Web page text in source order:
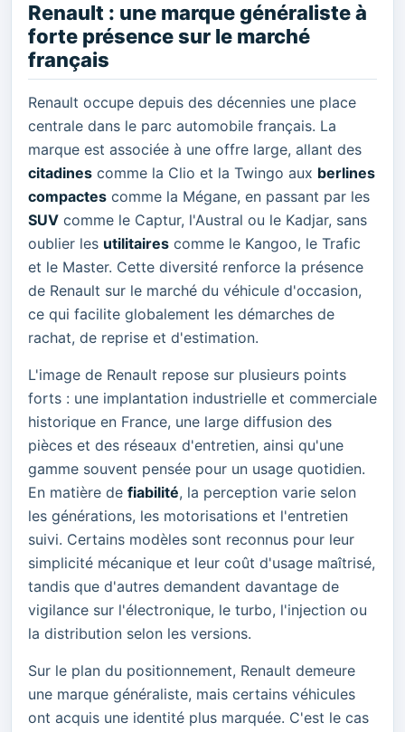
Renault : une marque généraliste à
forte présence sur le marché
français
Renault occupe depuis des décennies une place
centrale dans le parc automobile français. La
marque est associée à une offre large, allant des
citadines comme la Clio et la Twingo aux berlines
compactes comme la Mégane, en passant par les
SUV comme le Captur, l'Austral ou le Kadjar, sans
oublier les utilitaires comme le Kangoo, le Trafic
et le Master. Cette diversité renforce la présence
de Renault sur le marché du véhicule d'occasion,
ce qui facilite globalement les démarches de
rachat, de reprise et d'estimation.
L'image de Renault repose sur plusieurs points
forts : une implantation industrielle et commerciale
historique en France, une large diffusion des
pièces et des réseaux d'entretien, ainsi qu'une
gamme souvent pensée pour un usage quotidien.
En matière de fiabilité, la perception varie selon
les générations, les motorisations et l'entretien
suivi. Certains modèles sont reconnus pour leur
simplicité mécanique et leur coût d'usage maîtrisé,
tandis que d'autres demandent davantage de
vigilance sur l'électronique, le turbo, l'injection ou
la distribution selon les versions.
Sur le plan du positionnement, Renault demeure
une marque généraliste, mais certains véhicules
ont acquis une identité plus marquée. C'est le cas